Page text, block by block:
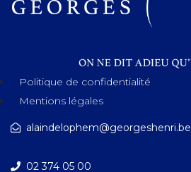
Politique de confidentialité
Mentions légales
alaindelophem@georgeshenri.be
02 374 05 00